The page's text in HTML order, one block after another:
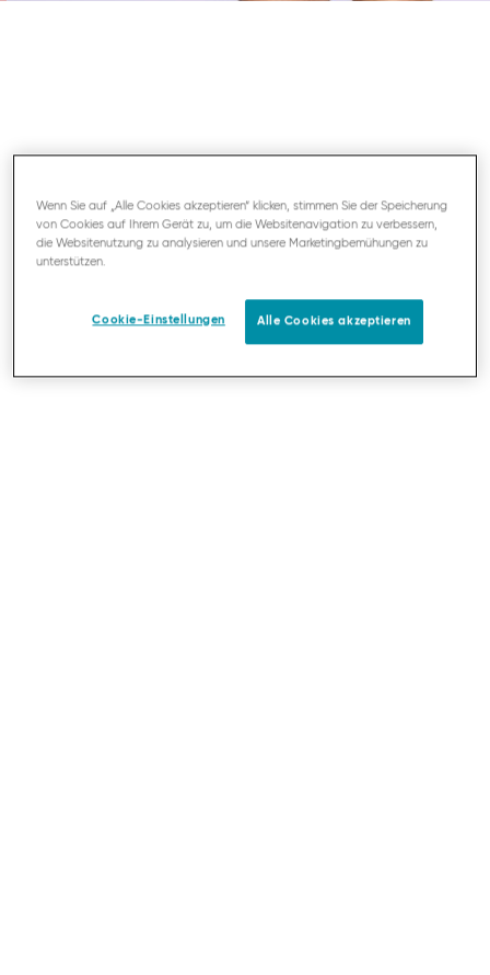
Wenn Sie auf „Alle Cookies akzeptieren“ klicken, stimmen Sie der Speicherung
von Cookies auf Ihrem Gerät zu, um die Websitenavigation zu verbessern,
die Websitenutzung zu analysieren und unsere Marketingbemühungen zu
unterstützen.
Cookie-Einstellungen Alle Cookies akzeptieren